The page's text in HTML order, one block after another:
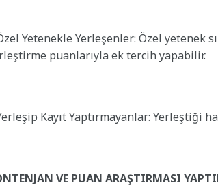
Yetenekle Yerleşenler: Özel yetenek
puanlarıyla ek tercih yapabilir.
Kayıt Yaptırmayanlar: Yerleştiği
VE PUAN ARAŞTIRMASI